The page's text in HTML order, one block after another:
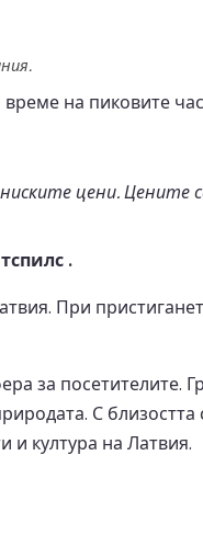
време на пиковите
цени. Цените
.
При
за посетителите.
С близостта
и култура на Латвия.